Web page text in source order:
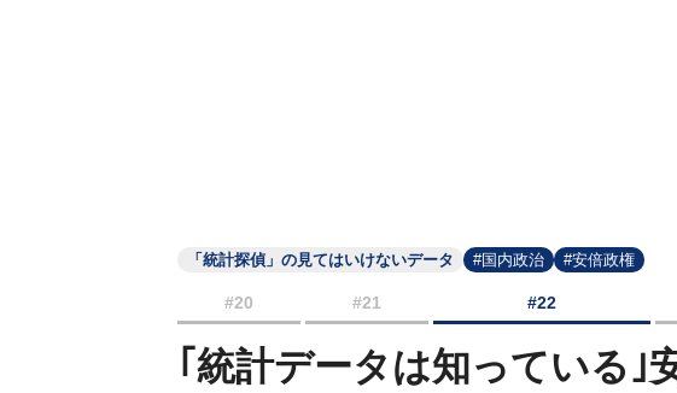
「統計探偵」の見てはいけないデータ #国内政治 #安倍政権
#20 #21 #22
｢統計データは知っている｣